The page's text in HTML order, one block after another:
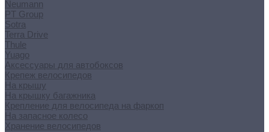
Neumann
PT Group
Sotra
Terra Drive
Thule
Yuago
Аксессуары для автобоксов
Крепеж велосипедов
На крышу
На крышку багажника
Крепление для велосипеда на фаркоп
На запасное колесо
Хранение велосипедов